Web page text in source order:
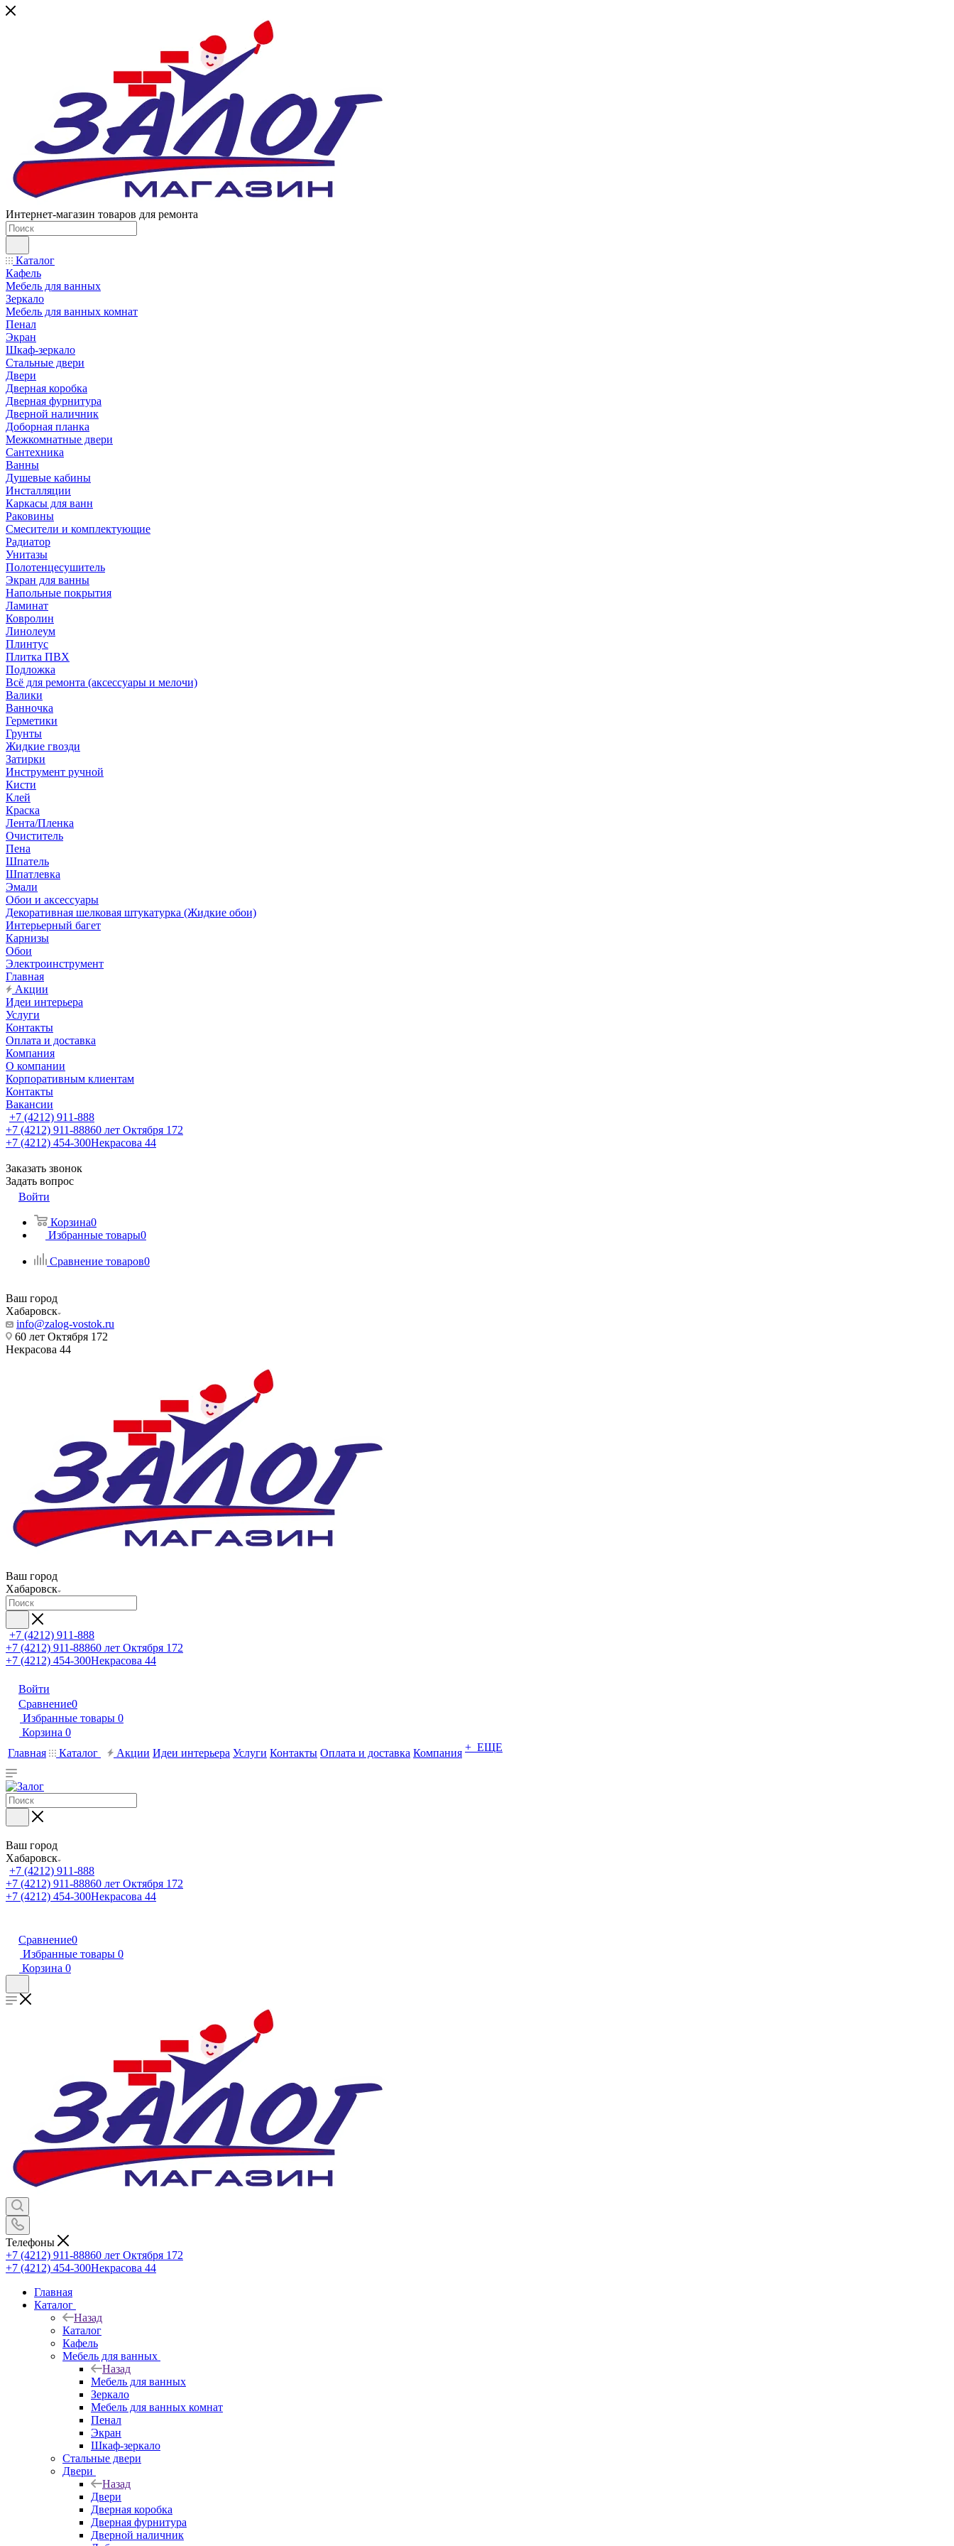
Интернет-магазин товаров для ремонта
Каталог
Кафель
Мебель для ванных
Зеркало
Мебель для ванных комнат
Пенал
Экран
Шкаф-зеркало
Стальные двери
Двери
Дверная коробка
Дверная фурнитура
Дверной наличник
Доборная планка
Межкомнатные двери
Сантехника
Ванны
Душевые кабины
Инсталляции
Каркасы для ванн
Раковины
Смесители и комплектующие
Радиатор
Унитазы
Полотенцесушитель
Экран для ванны
Напольные покрытия
Ламинат
Ковролин
Линолеум
Плинтус
Плитка ПВХ
Подложка
Всё для ремонта (аксессуары и мелочи)
Валики
Ванночка
Герметики
Грунты
Жидкие гвозди
Затирки
Инструмент ручной
Кисти
Клей
Краска
Лента/Пленка
Очиститель
Пена
Шпатель
Шпатлевка
Эмали
Обои и аксессуары
Декоративная шелковая штукатурка (Жидкие обои)
Интерьерный багет
Карнизы
Обои
Электроинструмент
Главная
Акции
Идеи интерьера
Услуги
Контакты
Оплата и доставка
Компания
О компании
Корпоративным клиентам
Контакты
Вакансии
+7 (4212) 911-888
+7 (4212) 911-88860 лет Октября 172
+7 (4212) 454-300Некрасова 44
Заказать звонок
Задать вопрос
Войти
Корзина0
Избранные товары0
Сравнение товаров0
Ваш город
Хабаровск
info@zalog-vostok.ru
60 лет Октября 172
Некрасова 44
Ваш город
Хабаровск
+7 (4212) 911-888
+7 (4212) 911-88860 лет Октября 172
+7 (4212) 454-300Некрасова 44
Войти
Сравнение0
Избранные товары 0
Корзина 0
Главная
Каталог Акции Идеи интерьера Услуги Контакты Оплата и доставка Компания + ЕЩЕ
Ваш город
Хабаровск
+7 (4212) 911-888
+7 (4212) 911-88860 лет Октября 172
+7 (4212) 454-300Некрасова 44
Сравнение0
Избранные товары 0
Корзина 0
Телефоны
+7 (4212) 911-88860 лет Октября 172
+7 (4212) 454-300Некрасова 44
Главная
Каталог
Назад
Каталог
Кафель
Мебель для ванных
Назад
Мебель для ванных
Зеркало
Мебель для ванных комнат
Пенал
Экран
Шкаф-зеркало
Стальные двери
Двери
Назад
Двери
Дверная коробка
Дверная фурнитура
Дверной наличник